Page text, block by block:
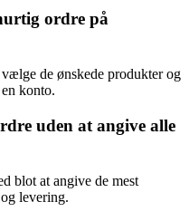
ordre på
de ønskede produkter og
konto.
uden at angive alle
blot at angive de mest
levering.